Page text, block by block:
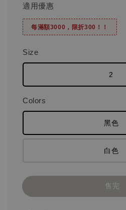
適用優惠
每滿額3000，限折300！！
Size
2
Colors
黑色
白色
售完